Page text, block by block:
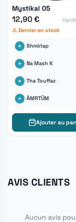
Mystikal 05
12,90 €
⚠ Dernier en stock
Shmirlap
Na Mash K
Tha Touffaz
ÅMRTÜM
Ajouter au
AVIS CLIENTS
Aucun avis